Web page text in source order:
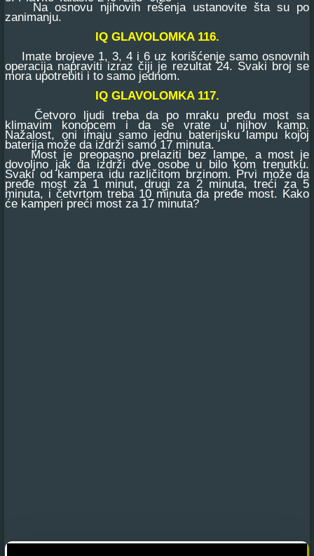
Na osnovu njihovih rešenja ustanovite šta su po
zanimanju.
IQ GLAVOLOMKA 116.
Imate brojeve 1, 3, 4 i 6 uz korišćenje samo osnovnih
operacija napraviti izraz čiji je rezultat 24. Svaki broj se
mora upotrebiti i to samo jednom.
IQ GLAVOLOMKA 117.
Četvoro ljudi treba da po mraku pređu most sa
klimavim konopcem i da se vrate u njihov kamp.
Nažalost, oni imaju samo jednu baterijsku lampu kojoj
baterija može da izdrži samo 17 minuta.
Most je preopasno prelaziti bez lampe, a most je
dovoljno jak da izdrži dve osobe u bilo kom trenutku.
Svaki od kampera idu različitom brzinom. Prvi može da
pređe most za 1 minut, drugi za 2 minuta, treći za 5
minuta, i četvrtom treba 10 minuta da pređe most. Kako
će kamperi preći most za 17 minuta?